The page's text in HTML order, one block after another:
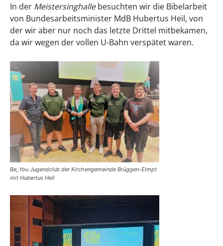
In der Meistersinghallebesuchten wir die Bibelarbeit
von Bundesarbeitsminister MdB Hubertus Heil, von
der wir aber nur noch das letzte Drittel mitbekamen,
da wir wegen der vollen U-Bahn verspätet waren.
Be_You Jugendclub der Kirchengemeinde Brüggen-Elmpt
mit Hubertus Heil